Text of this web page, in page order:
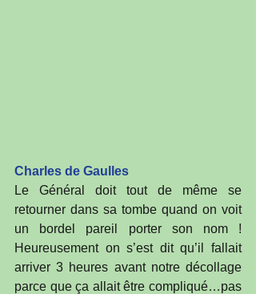
Charles de Gaulles
Le Général doit tout de même se
retourner dans sa tombe quand on voit
un bordel pareil porter son nom !
Heureusement on s’est dit qu’il fallait
arriver 3 heures avant notre décollage
parce que ça allait être compliqué…pas